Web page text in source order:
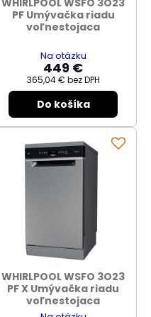
WHIRLPOOL WSFO 3O23
PF Umývačka riadu
voľnestojaca
Na otázku
449 €
365,04 € bez DPH
Do košíka
WHIRLPOOL WSFO 3O23
PF X Umývačka riadu
voľnestojaca